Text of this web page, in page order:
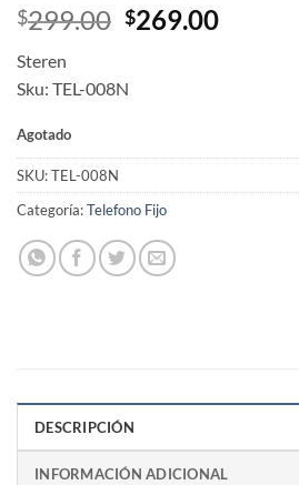
$299.00 Original
$299.00.
$269.00Current
Steren
Sku: TEL-008N
Agotado
SKU:TEL-008N
Categoría:Telefono Fijo
DESCRIPCIÓN
INFORMACIÓN ADICIONAL